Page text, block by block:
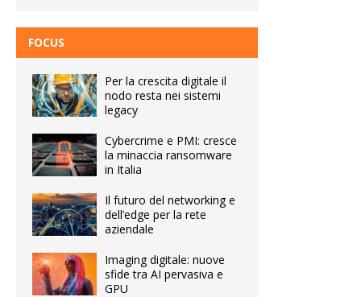
FOCUS
Per la crescita digitale il
nodo resta nei sistemi
legacy
Cybercrime e PMI: cresce
la minaccia ransomware
in Italia
Il futuro del networking e
dell’edge per la rete
aziendale
Imaging digitale: nuove
sfide tra AI pervasiva e
GPU